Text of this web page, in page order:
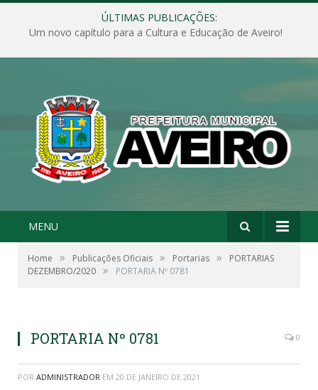
ÚLTIMAS PUBLICAÇÕES:
Um novo capítulo para a Cultura e Educação de Aveiro!
MENU
Home » Publicações Oficiais » Portarias »
PORTARIAS
DEZEMBRO/2020 » PORTARIA Nº 0781
PORTARIA Nº 0781 0
POR ADMINISTRADOR EM 20 DE JANEIRO DE 2021